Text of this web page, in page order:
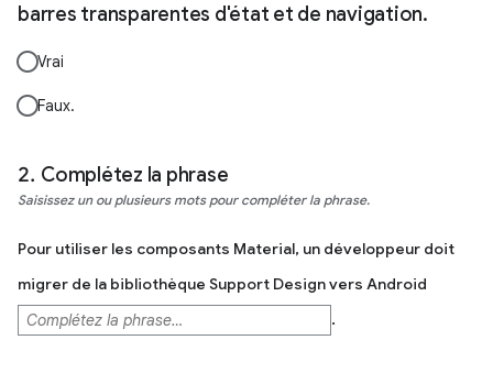
barres transparentes d'état et de navigation.
Vrai
Faux.
Complétez la phrase
Saisissez un ou plusieurs mots pour compléter la phrase.
Pour utiliser les composants Material, un développeur doit
migrer de la bibliothèque Support Design vers Android
.